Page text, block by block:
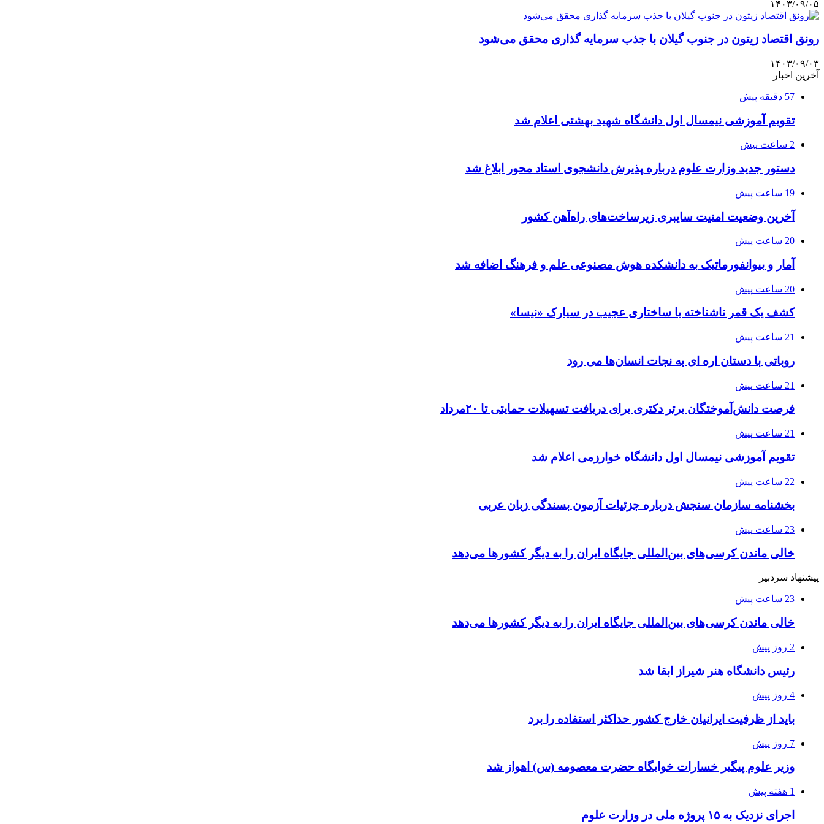
۱۴۰۳/۰۹/۰۵
رونق اقتصاد زیتون در جنوب گیلان با جذب سرمایه گذاری محقق می‌شود
۱۴۰۳/۰۹/۰۳
آخرین اخبار
57 دقیقه پیش
تقویم آموزشی نیمسال اول دانشگاه شهید بهشتی اعلام شد
2 ساعت پیش
دستور جدید وزارت علوم درباره پذیرش دانشجوی استاد محور ابلاغ شد
19 ساعت پیش
آخرین وضعیت امنیت سایبری زیرساخت‌های راه‌آهن کشور
20 ساعت پیش
آمار و بیوانفورماتیک به دانشکده هوش مصنوعی علم و فرهنگ اضافه شد
20 ساعت پیش
کشف یک قمر ناشناخته با ساختاری عجیب در سیارک «نیسا»
21 ساعت پیش
روباتی با دستان اره ای به نجات انسان‌ها می رود
21 ساعت پیش
فرصت دانش‌آموختگان برتر دکتری‌ برای دریافت تسهیلات حمایتی تا ۲۰مرداد
21 ساعت پیش
تقویم آموزشی نیمسال اول دانشگاه خوارزمی اعلام شد
22 ساعت پیش
بخشنامه سازمان سنجش درباره جزئیات آزمون بسندگی زبان عربی
23 ساعت پیش
خالی ماندن کرسی‌های بین‌المللی جایگاه ایران را به دیگر کشورها می‌دهد
پیشنهاد سردبیر
23 ساعت پیش
خالی ماندن کرسی‌های بین‌المللی جایگاه ایران را به دیگر کشورها می‌دهد
2 روز پیش
رئیس دانشگاه هنر شیراز ابقا شد
4 روز پیش
باید از ظرفیت ایرانیان خارج کشور حداکثر استفاده را برد
7 روز پیش
وزیر علوم پیگیر خسارات خوابگاه حضرت معصومه (س) اهواز شد
1 هفته پیش
اجرای نزدیک به ۱۵ پروژه ملی در وزارت علوم